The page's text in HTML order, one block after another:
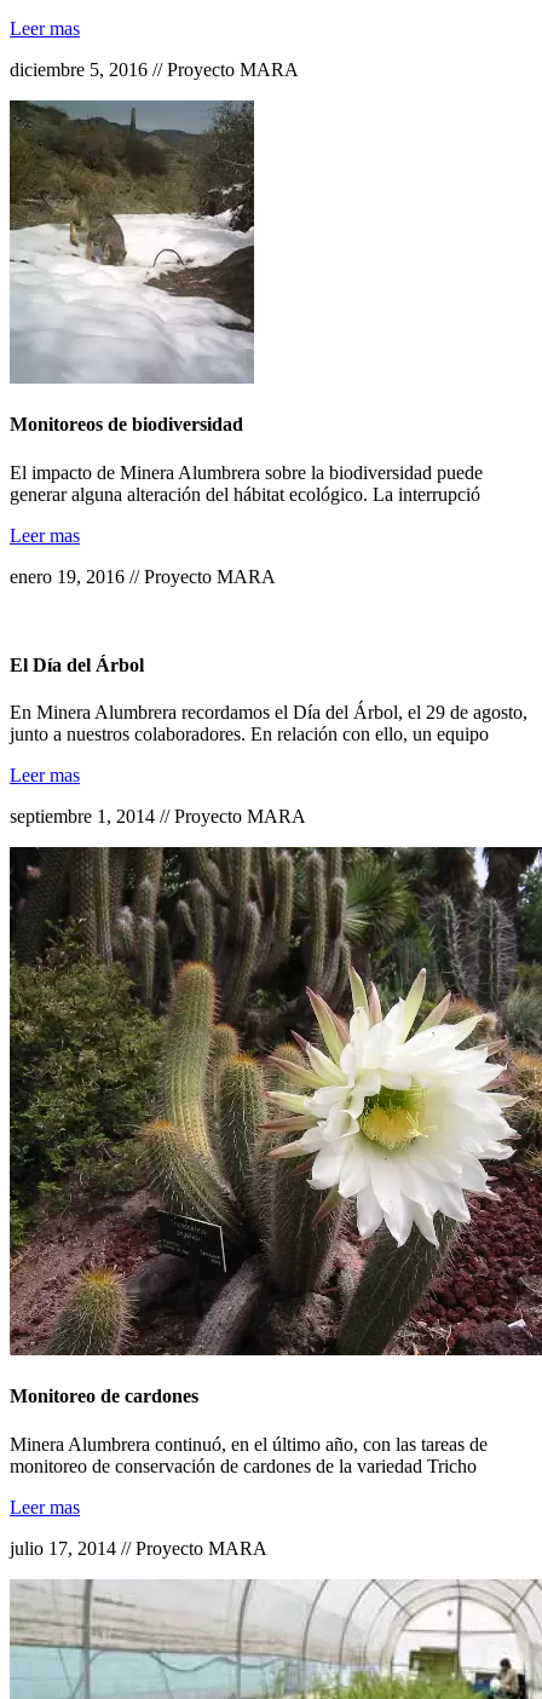
Leer mas
diciembre 5, 2016 // Proyecto MARA
Monitoreos de biodiversidad
El impacto de Minera Alumbrera sobre la biodiversidad puede
generar alguna alteración del hábitat ecológico. La interrupció
Leer mas
enero 19, 2016 // Proyecto MARA
El Día del Árbol
En Minera Alumbrera recordamos el Día del Árbol, el 29 de agosto,
junto a nuestros colaboradores. En relación con ello, un equipo
Leer mas
septiembre 1, 2014 // Proyecto MARA
Monitoreo de cardones
Minera Alumbrera continuó, en el último año, con las tareas de
monitoreo de conservación de cardones de la variedad Tricho
Leer mas
julio 17, 2014 // Proyecto MARA